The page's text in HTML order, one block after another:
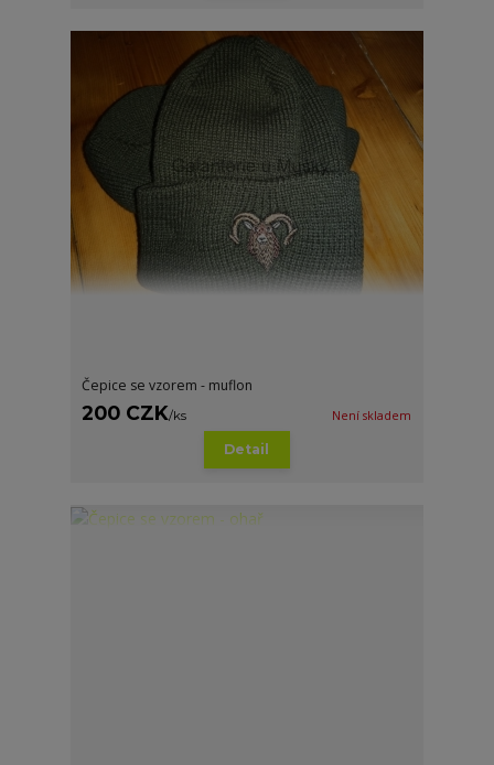
Čepice se vzorem - muflon
200 CZK/ks Není skladem
Detail